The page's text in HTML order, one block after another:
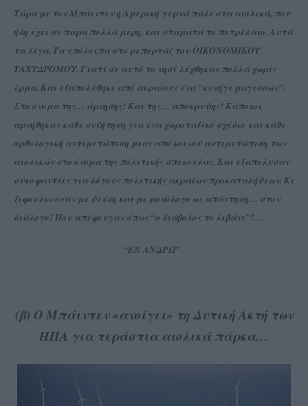
Τώρα με τον Μπάιντεν η Αμερική γυρνά πάλι στα αιολικά, που
ήδη έχει σε πάρα πολλά μέρη, και σταματά το πετρέλαιο. Αυτά
τα λίγα. Τα υπόλοιπα στο ρεπορτάζ του ΟΙΚΟΝΟΜΙΚΟΥ
ΤΑΧΥΔΡΟΜΟΥ. Γιατί σε αυτό το νησί λέχθηκαν πολλά χωρίς
έρμα. Και εξαπολύθηκε από ακραίους ένα “κυνήγι μαγισσών”.
Στο όνομα της… άρνησης! Και της… απόκρυψης! Κάποιοι
αρνήθηκαν κάθε συζήτηση για ένα χωροταξικό σχέδιο και κάθε
ορθολογική αντιμετώπιση μιας από κοινού αντιμετώπιση των
αιολικών στο όνομα της πολιτικής σπέκουλας. Και εξαπέλυσαν
συκοφαντίες για λόγους πολιτικής ακραίων προκαταλήψεων. Κι
ξιφουλκούσαν με ψεύδη και με μονόλογο ως απάντηση… στον
διάλογο! Που απέφευγανόπως “ο διάβολος το λιβάνι”!…
“ΕΝ ΑΝΔΡΩ”
(β) Ο Μπάιντεν «ανοίγει» τη Δυτική Ακτή των
ΗΠΑ για τεράστια αιολικά πάρκα…